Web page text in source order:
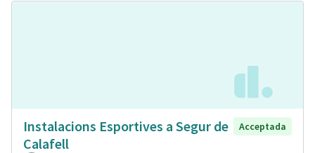
Instalacions Esportives a Segur de
Calafell
Acceptada